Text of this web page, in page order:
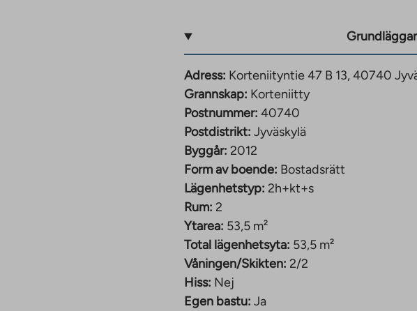
vilket ger
komfort och
2012, består av fyra
bostäder för
storlek
Adress: Korteniityntie 47 B 13, 40740
Grannskap: Korteniitty
Postnummer: 40740
Postdistrikt: Jyväskylä
Byggår: 2012
Form av boende: Bostadsrätt
Lägenhetstyp: 2h+kt+s
Rum: 2
Ytarea: 53,5 m²
Total lägenhetsyta: 53,5 m²
Våningen/Skikten: 2/2
Hiss: Nej
Egen bastu: Ja